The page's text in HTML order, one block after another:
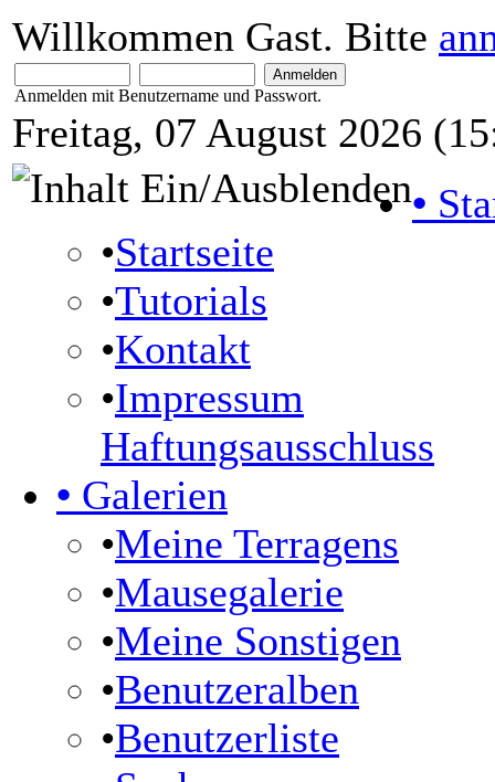
Willkommen Gast. Bitte
Anmelden mit Benutzername und Passwort.
Freitag, 07 August 2026
•
•Startseite
•Tutorials
•Kontakt
•Impressum
Haftungsausschluss
• Galerien
•Meine Terragens
•Mausegalerie
•Meine Sonstigen
•Benutzeralben
•Benutzerliste